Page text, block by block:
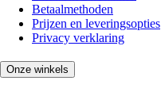
Betaalmethoden
Prijzen en leveringsopties
Privacy verklaring
Onze winkels